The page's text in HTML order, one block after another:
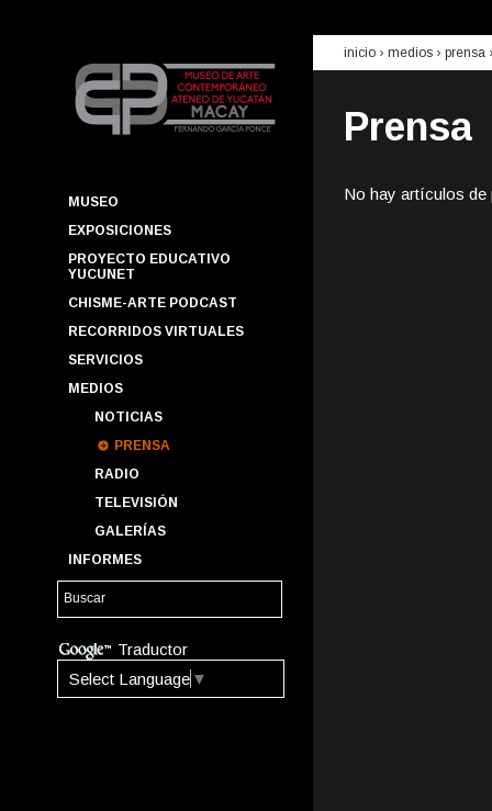
MUSEO
EXPOSICIONES
PROYECTO EDUCATIVO
YUCUNET
CHISME-ARTE PODCAST
RECORRIDOS VIRTUALES
SERVICIOS
MEDIOS
NOTICIAS
PRENSA
RADIO
TELEVISIÓN
GALERÍAS
INFORMES
Traductor
Select Language ▼
inicio › medios › prensa
Prensa
No hay artículos de